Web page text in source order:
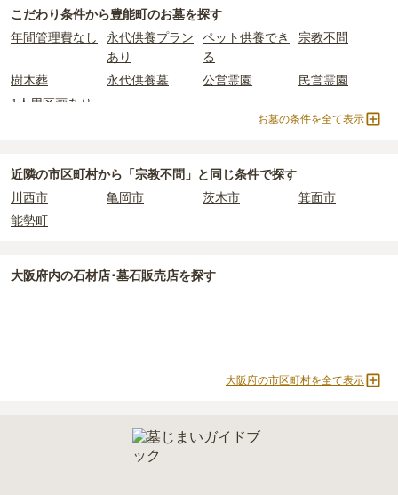
2つが主な費用となります。
豊能町の一般墓の永代使用料の平均は 50万円で、墓石代は大阪府の
145.7万円
です。いずれも区画の広さや墓石の大きさ・素材に
よって変わります。
樹木葬・納骨堂・永代供養墓は、基本的に墓石代がかからず、永代
・開眼法要の費用
：お墓を新しく建てた際に行う儀式のための費
・納骨式の費用
：お墓に遺骨を納める儀式のための費用。僧侶に渡
すお布施、会食などの費用がかかります。
現地への見学が難しい場合は、資料請求でも各霊園の詳しい料金案
らお求めいただけます。
する「合祀墓（ごうしぼ）」と呼ばれるタイプです。個別のお墓に
比べて省スペースで管理の手間がかからないため、費用が安く設定
されています。
価格の目安は、1名あたり5万円〜30万円程度です。
お墓を探すのがおすすめです。
こだわり条件から豊能町のお墓を探す
年間管理費なし
永代供養プラン
あり
ペット供養でき
る
宗教不問
樹木葬 永代供養墓 公営霊園
民営霊園
1人用区画あり
お墓の条件を全て表示
近隣の市区町村から 「宗教不問」と 同じ条件で探す
川西市
亀岡市 茨木市
箕面市
能勢町
大阪府内の石材店･墓石販売店を探す
大阪府の市区町村を全て表示